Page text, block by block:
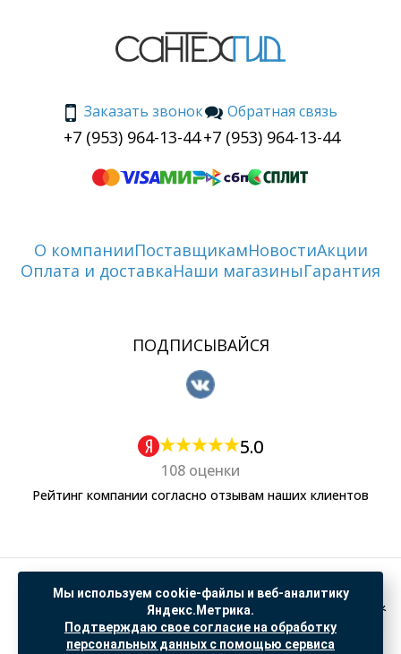
Заказать звонок
+7 (953) 964-13-44
Обратная связь
+7 (953) 964-13-44
О компанииПоставщикамНовостиАкции
Оплата и доставкаНаши магазиныГарантия
ПОДПИСЫВАЙСЯ
5.0
108 оценки
Рейтинг компании согласно отзывам наших клиентов
Политика обработки персональных данных
Согласие на обработку данных Яндекс Метрика
"© ООО “САНТЕХГИД”, 2026. Все права защищены. Предложение не является публичной
офертой, цены и информация на сайте ознакомительные
Мы используем cookie-файлы и веб-аналитику
Яндекс.Метрика.
Подтверждаю свое согласие на обработку
персональных данных с помощью сервиса